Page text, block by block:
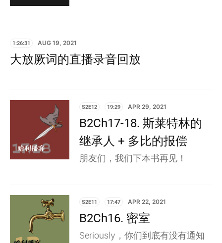
1:26:31 AUG 19, 2021
大放厥词的直播录音回放
S2E12 19:29 APR 29, 2021
B2Ch17-18. 斯莱特林的
继承人 + 多比的报偿
朋友们，我们下本书再见！
S2E11 17:47 APR 22, 2021
B2Ch16. 密室
Seriously，你们到底有没有通知